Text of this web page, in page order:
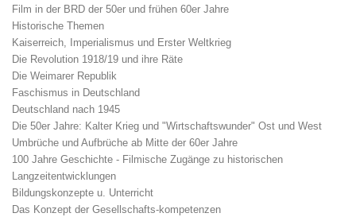
Film in der BRD der 50er und frühen 60er Jahre
Historische Themen
Kaiserreich, Imperialismus und Erster Weltkrieg
Die Revolution 1918/19 und ihre Räte
Die Weimarer Republik
Faschismus in Deutschland
Deutschland nach 1945
Die 50er Jahre: Kalter Krieg und "Wirtschaftswunder" Ost und West
Umbrüche und Aufbrüche ab Mitte der 60er Jahre
100 Jahre Geschichte - Filmische Zugänge zu historischen
Langzeitentwicklungen
Bildungskonzepte u. Unterricht
Das Konzept der Gesellschafts-kompetenzen